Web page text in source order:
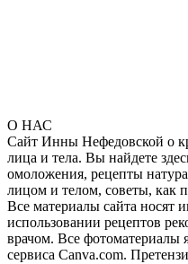
О НАС
Сайт Инны Нефедовской о
лица и тела. Вы найдете
омоложения, рецепты
лицом и телом, советы, как
Все материалы сайта носят
использовании рецептов
врачом. Все фотоматериалы
сервиса Canva.com.